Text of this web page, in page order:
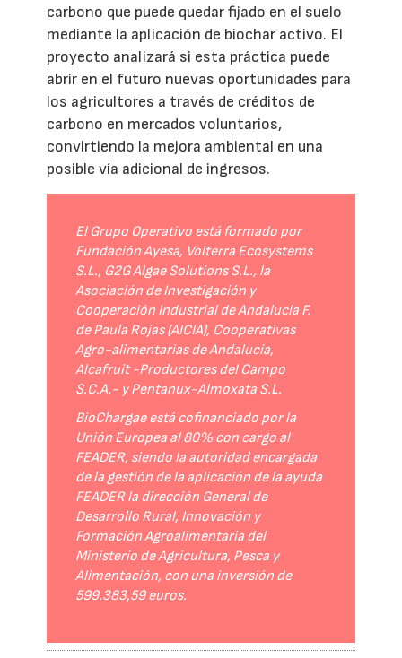
carbono que puede quedar fijado en el suelo
mediante la aplicación de biochar activo. El
proyecto analizará si esta práctica puede
abrir en el futuro nuevas oportunidades para
los agricultores a través de créditos de
carbono en mercados voluntarios,
convirtiendo la mejora ambiental en una
posible vía adicional de ingresos.
El Grupo Operativo está formado por
Fundación Ayesa, Volterra Ecosystems
S.L., G2G Algae Solutions S.L., la
Asociación de Investigación y
Cooperación Industrial de Andalucía F.
de Paula Rojas (AICIA), Cooperativas
Agro-alimentarias de Andalucía,
Alcafruit -Productores del Campo
S.C.A.- y Pentanux-Almoxata S.L.
BioChargae está cofinanciado por la
Unión Europea al 80% con cargo al
FEADER, siendo la autoridad encargada
de la gestión de la aplicación de la ayuda
FEADER la dirección General de
Desarrollo Rural, Innovación y
Formación Agroalimentaria del
Ministerio de Agricultura, Pesca y
Alimentación, con una inversión de
599.383,59 euros.